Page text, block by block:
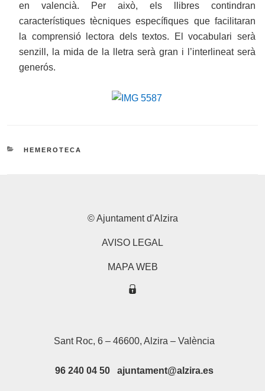
en valencià. Per això, els llibres contindran
característiques tècniques específiques que facilitaran
la comprensió lectora dels textos. El vocabulari serà
senzill, la mida de la lletra serà gran i l’interlineat serà
generós.
CATEGORIES
HEMEROTECA
© Ajuntament d'Alzira
AVISO LEGAL
MAPA WEB
Sant Roc, 6 – 46600, Alzira – València
96 240 04 50 ajuntament@alzira.es